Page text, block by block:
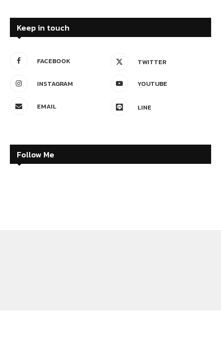
Keep in touch
FACEBOOK TWITTER
INSTAGRAM YOUTUBE
EMAIL LINE
Follow Me